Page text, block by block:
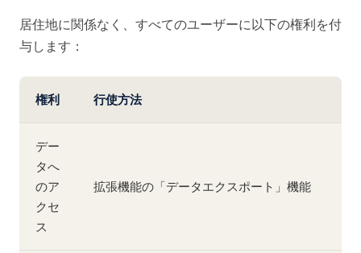
居住地に関係なく、すべてのユーザーに以下の権利を付
与します：
権利 行使方法
デー
タへ
のア
クセ
ス
拡張機能の「データエクスポート」機能